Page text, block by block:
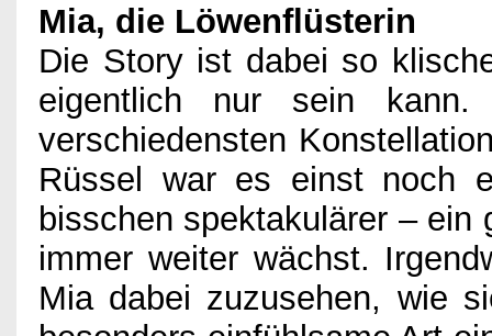
Mia, die Löwenflüsterin
Die Story ist dabei so
eigentlich nur sein
verschiedensten
Rüssel war es einst noch
bisschen spektakulärer – ein
immer weiter wächst.
Mia dabei zuzusehen, wie